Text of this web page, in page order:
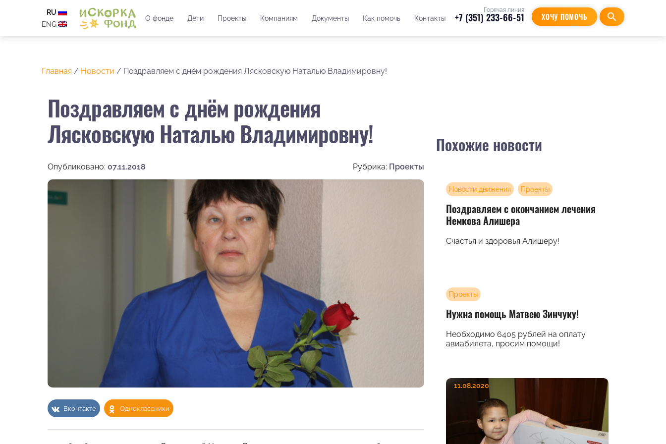
RU
ENG
О фонде Дети Проекты Компаниям Документы Как помочь Контакты
Горячая линия
+7 (351) 233-66-51 ХОЧУ ПОМОЧЬ search
Главная / Новости / Поздравляем с днём рождения Лясковскую Наталью Владимировну!
Поздравляем с днём рождения
Лясковскую Наталью Владимировну!
Опубликовано: 07.11.2018 Рубрика: Проекты
Вконтакте Одноклассники
Похожие новости
Новости движения Проекты
Поздравляем с окончанием лечения
Немкова Алишера
Счастья и здоровья Алишеру!
Проекты
Нужна помощь Матвею Зинчуку!
Необходимо 6405 рублей на оплату
авиабилета, просим помощи!
11.08.2020